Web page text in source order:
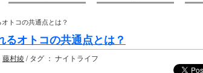
トコの共通点とは？
オトコの共通点とは？
藤村綾 / タグ ： ナイトライフ